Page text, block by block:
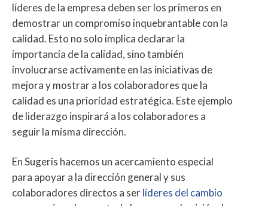
líderes de la empresa deben ser los primeros en
demostrar un compromiso inquebrantable con la
calidad. Esto no solo implica declarar la
importancia de la calidad, sino también
involucrarse activamente en las iniciativas de
mejora y mostrar a los colaboradores que la
calidad es una prioridad estratégica. Este ejemplo
de liderazgo inspirará a los colaboradores a
seguir la misma dirección.
En Sugeris hacemos un acercamiento especial
para apoyar a la dirección general y sus
colaboradores directos a serlíderes del cambio